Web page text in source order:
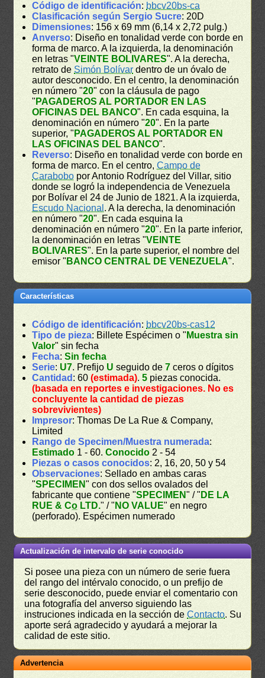
Código de identificación: bbcv20bs-ca
Clasificación según Sergio Sucre: 20D
Dimensiones: 156 x 69 mm (6,14 x 2,72 pulg.)
Anverso: Diseño en tonalidad verde con borde en
forma de marco. A la izquierda, la denominación
en letras "VEINTE BOLIVARES". A la derecha,
retrato deSimón Bolívar dentro de un óvalo de
autor desconocido. En el centro, la denominación
en número "20" con la cláusula de pago
" PAGADEROS AL PORTADOR EN LAS
OFICINAS DEL BANCO". En cada esquina, la
denominación en número "20". En la parte
superior, " PAGADEROS AL PORTADOR EN
LAS OFICINAS DEL BANCO".
Reverso: Diseño en tonalidad verde con borde en
forma de marco. En el centro,Campo de
Carabobo por Antonio Rodríguez del Villar, sitio
donde se logró la independencia de Venezuela
por Bolívar el 24 de Junio de 1821. A la izquierda,
Escudo Nacional . A la derecha, la denominación
en número "20". En cada esquina la
denominación en número "20". En la parte inferior,
la denominación en letras "VEINTE
BOLIVARES". En la parte superior, el nombre del
emisor " BANCO CENTRAL DE VENEZUELA".
Características
Código de identificación: bbcv20bs-cas12
Tipo de pieza: Billete Espécimen o " Muestra sin
Valor" sin fecha
Fecha:Sin fecha
Serie: U7. Prefijo U seguido de7 ceros o dígitos
Cantidad : 60(estimada).5 piezas conocida.
(basada en reportes e investigaciones. No es
concluyente la cantidad de piezas
sobrevivientes)
Impresor: Thomas De La Rue & Company,
Limited
Rango de Specimen/Muestra numerada:
Estimado 1 - 60.Conocido 2 - 54
Piezas o casos conocidos: 2, 16, 20, 50 y 54
Observaciones: Sellado en ambas caras
"SPECIMEN" con dos sellos ovalados del
fabricante que contiene "SPECIMEN" / " DE LA
RUE & Co̲ LTD." / " NO VALUE" en negro
(perforado). Espécimen numerado
Actualización de intervalo de serie conocido
Si posee una pieza con un número de serie fuera
del rango del intérvalo conocido, o un prefijo de
serie desconocido, puede enviar el comentario con
una fotografía del anverso siguiendo las
instruciones indicada en la sección deContacto. Su
aporte será agradecido y ayudará a mejorar la
calidad de este sitio.
Advertencia